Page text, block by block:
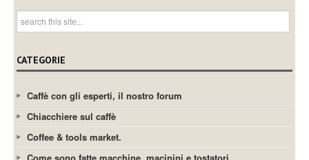
CATEGORIE
Caffè con gli esperti, il nostro forum
Chiacchiere sul caffè
Coffee & tools market.
Come sono fatte macchine, macinini e tostatori